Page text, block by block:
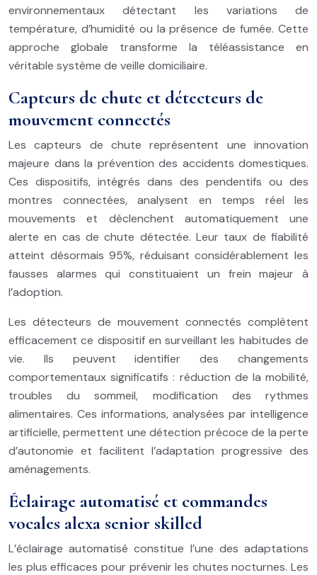
environnementaux détectant les variations de
température, d’humidité ou la présence de fumée. Cette
approche globale transforme la téléassistance en
véritable système de veille domiciliaire.
Capteurs de chute et détecteurs de
mouvement connectés
Les capteurs de chute représentent une innovation
majeure dans la prévention des accidents domestiques.
Ces dispositifs, intégrés dans des pendentifs ou des
montres connectées, analysent en temps réel les
mouvements et déclenchent automatiquement une
alerte en cas de chute détectée. Leur taux de fiabilité
atteint désormais 95%, réduisant considérablement les
fausses alarmes qui constituaient un frein majeur à
l’adoption.
Les détecteurs de mouvement connectés complètent
efficacement ce dispositif en surveillant les habitudes de
vie. Ils peuvent identifier des changements
comportementaux significatifs : réduction de la mobilité,
troubles du sommeil, modification des rythmes
alimentaires. Ces informations, analysées par intelligence
artificielle, permettent une détection précoce de la perte
d’autonomie et facilitent l’adaptation progressive des
aménagements.
Éclairage automatisé et commandes
vocales alexa senior skilled
L’éclairage automatisé constitue l’une des adaptations
les plus efficaces pour prévenir les chutes nocturnes. Les